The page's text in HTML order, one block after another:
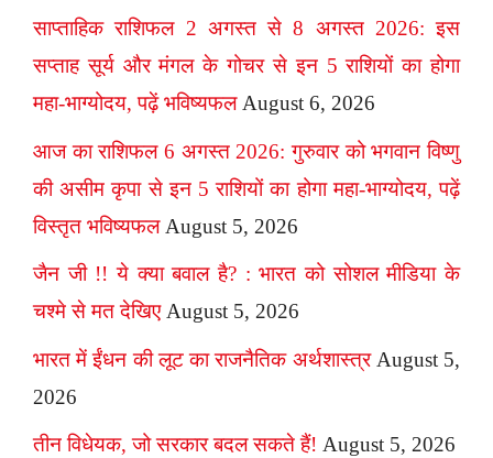
साप्ताहिक राशिफल 2 अगस्त से 8 अगस्त 2026: इस
सप्ताह सूर्य और मंगल के गोचर से इन 5 राशियों का होगा
महा-भाग्योदय, पढ़ें भविष्यफल August 6, 2026
आज का राशिफल 6 अगस्त 2026: गुरुवार को भगवान विष्णु
की असीम कृपा से इन 5 राशियों का होगा महा-भाग्योदय, पढ़ें
विस्तृत भविष्यफल August 5, 2026
जैन जी !! ये क्या बवाल है? : भारत को सोशल मीडिया के
चश्मे से मत देखिए August 5, 2026
भारत में ईंधन की लूट का राजनैतिक अर्थशास्त्र August 5,
2026
तीन विधेयक, जो सरकार बदल सकते हैं! August 5, 2026